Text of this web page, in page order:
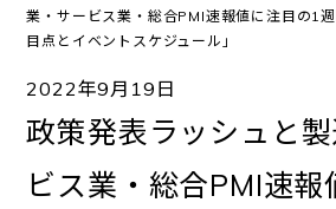
業・サービス業・総合PMI速報値に注目の1
目点とイベントスケジュール」
2022年9月19日
政策発表ラッシュと
ビス業・総合PMI速報